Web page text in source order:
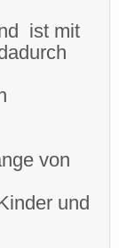
ist mit
von
und